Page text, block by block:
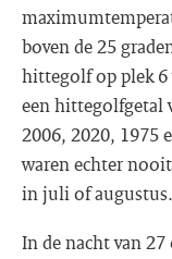
boven de 25
hittegolf op plek 6
een hittegolfgetal
2006, 2020, 1975
waren echter
in juli of augustus.
In de nacht van